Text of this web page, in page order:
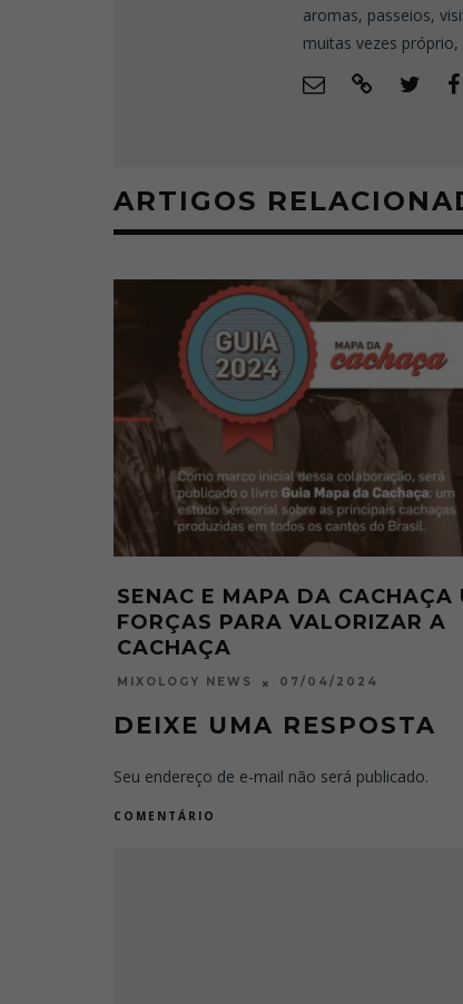
aromas, passeios,
muitas vezes
ARTIGOS
SENAC E MAPA DA CACHAÇA
FORÇAS PARA VALORIZAR A
CACHAÇA
MIXOLOGY NEWS 07/04/2024
DEIXE UMA RESPOSTA
Seu endereço de e-mail não será publicado.
COMENTÁRIO